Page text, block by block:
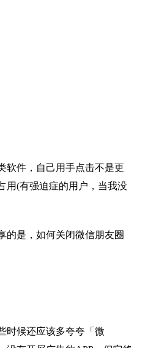
用(有强迫症的用户，当我没
有开屏广告的APP。但它终